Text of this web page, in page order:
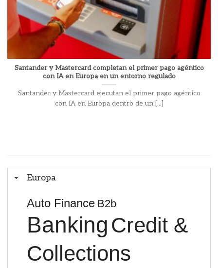
Europa
Auto Finance B2b
Banking Credit &
Collections
Santander y Mastercard completan el primer pago agéntico
con IA en Europa en un entorno regulado
Santander y Mastercard ejecutan el primer pago agéntico
con IA en Europa dentro de un [...]